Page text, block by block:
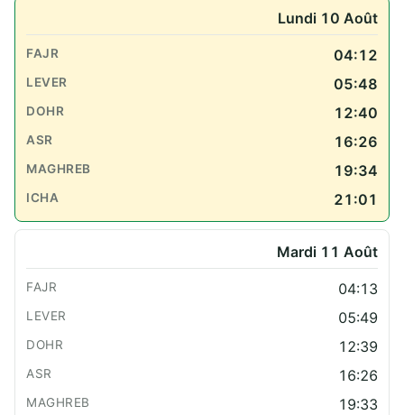
Lundi 10 Août
04:12
05:48
12:40
16:26
19:34
21:01
Mardi 11 Août
04:13
05:49
12:39
16:26
19:33